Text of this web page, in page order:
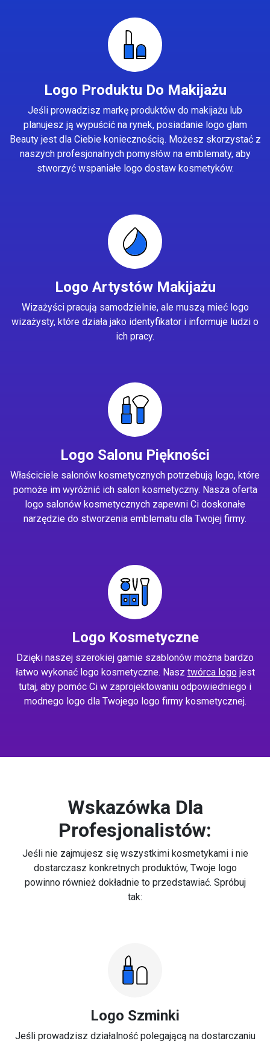
Logo Produktu Do Makijażu
Jeśli prowadzisz markę produktów do makijażu lub
planujesz ją wypuścić na rynek, posiadanie logo glam
Beauty jest dla Ciebie koniecznością. Możesz skorzystać z
naszych profesjonalnych pomysłów na emblematy, aby
stworzyć wspaniałe logo dostaw kosmetyków.
Logo Artystów Makijażu
Wizażyści pracują samodzielnie, ale muszą mieć logo
wizażysty, które działa jako identyfikator i informuje ludzi o
ich pracy.
Logo Salonu Piękności
Właściciele salonów kosmetycznych potrzebują logo, które
pomoże im wyróżnić ich salon kosmetyczny. Nasza oferta
logo salonów kosmetycznych zapewni Ci doskonałe
narzędzie do stworzenia emblematu dla Twojej firmy.
Logo Kosmetyczne
Dzięki naszej szerokiej gamie szablonów można bardzo
łatwo wykonać logo kosmetyczne. Nasz twórca logojest
tutaj, aby pomóc Ci w zaprojektowaniu odpowiedniego i
modnego logo dla Twojego logo firmy kosmetycznej.
Wskazówka Dla
Profesjonalistów:
Jeśli nie zajmujesz się wszystkimi kosmetykami i nie
dostarczasz konkretnych produktów, Twoje logo
powinno również dokładnie to przedstawiać. Spróbuj
tak:
Logo Szminki
Jeśli prowadzisz działalność polegającą na dostarczaniu